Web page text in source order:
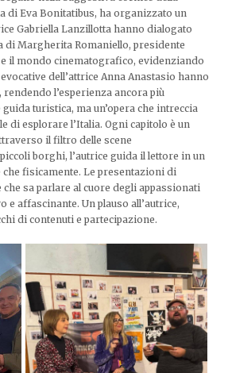
di Eva Bonitatibus, ha organizzato un
Gabriella Lanzillotta hanno dialogato
di Margherita Romaniello, presidente
il mondo cinematografico, evidenziando
dell’attrice Anna Anastasio hanno
l’esperienza ancora più
turistica, ma un’opera che intreccia
esplorare l’Italia. Ogni capitolo è un
il filtro delle scene
borghi, l’autrice guida il lettore in un
fisicamente. Le presentazioni di
sa parlare al cuore degli appassionati
affascinante. Un plauso all’autrice,
di contenuti e partecipazione.